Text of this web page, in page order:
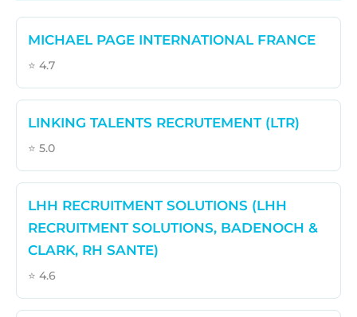
MICHAEL PAGE INTERNATIONAL FRANCE
⭐ 4.7
LINKING TALENTS RECRUTEMENT (LTR)
⭐ 5.0
LHH RECRUITMENT SOLUTIONS (LHH
RECRUITMENT SOLUTIONS, BADENOCH &
CLARK, RH SANTE)
⭐ 4.6